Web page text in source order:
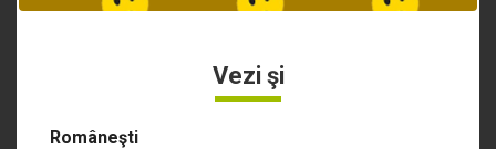
Vezi şi
Româneşti